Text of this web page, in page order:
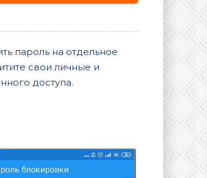
пароль на отдельное
свои личные и
доступа.